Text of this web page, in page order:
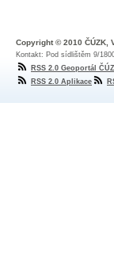
Copyright © 2010 ČÚZK,
Kontakt: Pod sídlištěm 9/
RSS 2.0 Geoportál
RSS 2.0 Aplikace